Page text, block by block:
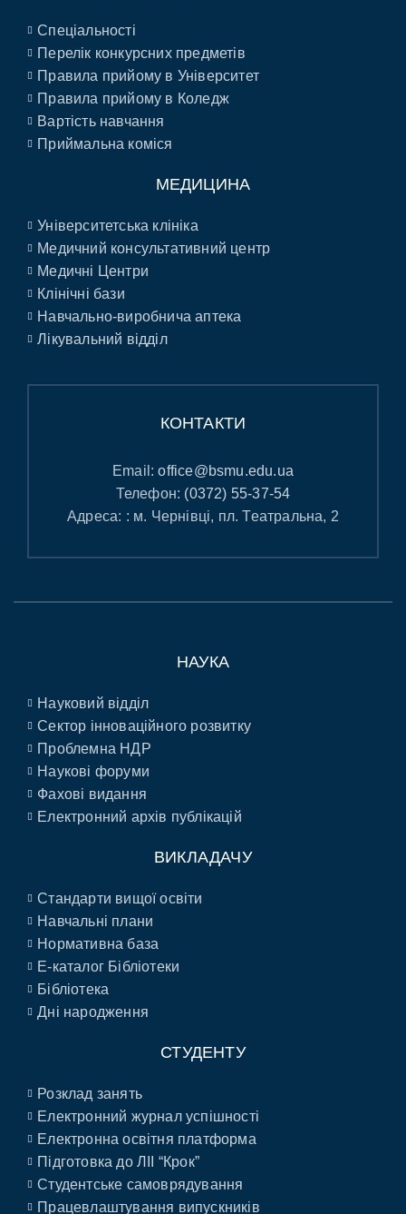
Спеціальності
Перелік конкурсних предметів
Правила прийому в Університет
Правила прийому в Коледж
Вартість навчання
Приймальна коміся
МЕДИЦИНА
Університетська клініка
Медичний консультативний центр
Медичні Центри
Клінічні бази
Навчально-виробнича аптека
Лікувальний відділ
КОНТАКТИ
Email:office@bsmu.edu.ua
Телефон: (0372) 55-37-54
Адреса: : м. Чернівці, пл. Театральна, 2
НАУКА
Науковий відділ
Сектор інноваційного розвитку
Проблемна НДР
Наукові форуми
Фахові видання
Електронний архів публікацій
ВИКЛАДАЧУ
Стандарти вищої освіти
Навчальні плани
Нормативна база
E-каталог Бібліотеки
Бібліотека
Дні народження
СТУДЕНТУ
Розклад занять
Електронний журнал успішності
Електронна освітня платформа
Підготовка до ЛІІ “Крок”
Студентське самоврядування
Працевлаштування випускників